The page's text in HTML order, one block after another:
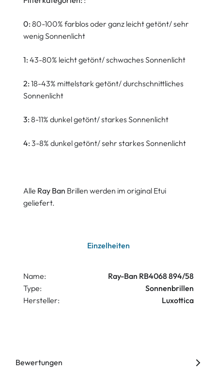
0: 80-100% farblos oder ganz leicht getönt/ sehr
wenig Sonnenlicht
1: 43-80% leicht getönt/ schwaches Sonnenlicht
2: 18-43% mittelstark getönt/ durchschnittliches
Sonnenlicht
3: 8-11% dunkel getönt/ starkes Sonnenlicht
4: 3-8% dunkel getönt/ sehr starkes Sonnenlicht
Alle Ray Ban Brillen werden im original Etui
geliefert.
Einzelheiten
Name:
Ray-Ban RB4068 894/58
Type:
Sonnenbrillen
Hersteller:
Luxottica
Bewertungen